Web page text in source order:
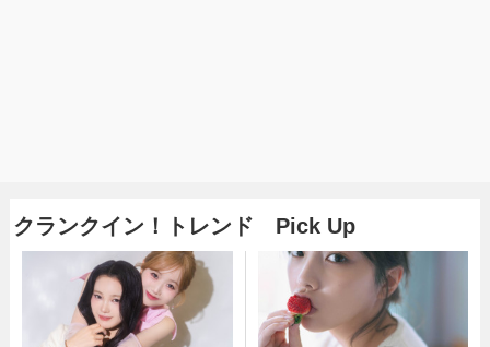
クランクイン！トレンド Pick Up